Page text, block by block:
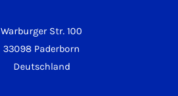
Warburger Str. 100
33098 Paderborn
Deutschland